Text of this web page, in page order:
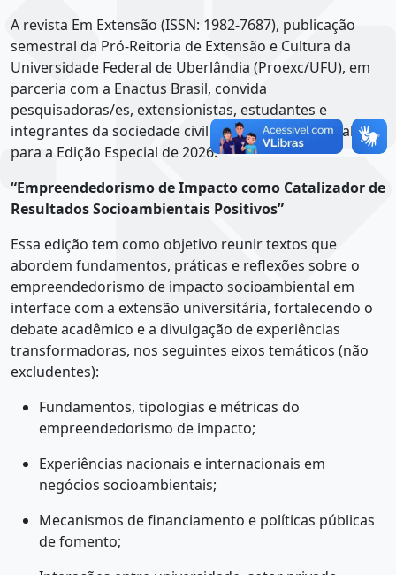
A revista Em Extensão (ISSN: 1982-7687), publicação
semestral da Pró-Reitoria de Extensão e Cultura da
Universidade Federal de Uberlândia (Proexc/UFU), em
parceria com a Enactus Brasil, convida
pesquisadoras/es, extensionistas, estudantes e
integrantes da sociedade civil a submeterem trabalhos
para a Edição Especial de 2026:
“Empreendedorismo de Impacto como Catalizador de
Resultados Socioambientais Positivos”
Essa edição tem como objetivo reunir textos que
abordem fundamentos, práticas e reflexões sobre o
empreendedorismo de impacto socioambiental em
interface com a extensão universitária, fortalecendo o
debate acadêmico e a divulgação de experiências
transformadoras, nos seguintes eixos temáticos (não
excludentes):
Fundamentos, tipologias e métricas do
empreendedorismo de impacto;
Experiências nacionais e internacionais em
negócios socioambientais;
Mecanismos de financiamento e políticas públicas
de fomento;